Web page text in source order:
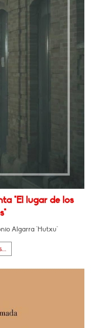
"El lugar de los
Algarra "Hutxu"